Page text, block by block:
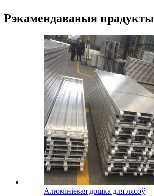
Рэкамендаваныя прадукты
Алюмініевая дошка для лясоў